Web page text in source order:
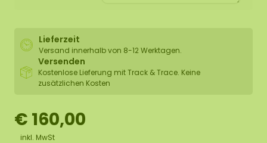
Lieferzeit
Versand innerhalb von 8-12 Werktagen.
Versenden
Kostenlose Lieferung mit Track & Trace. Keine
zusätzlichen Kosten
€ 160,00
inkl. MwSt